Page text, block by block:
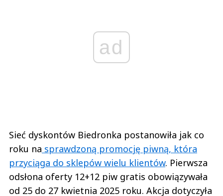
ad
Sieć dyskontów Biedronka postanowiła jak co
roku na sprawdzoną promocję piwną, która
przyciąga do sklepów wielu klientów. Pierwsza
odsłona oferty 12+12 piw gratis obowiązywała
od 25 do 27 kwietnia 2025 roku. Akcja dotyczyła